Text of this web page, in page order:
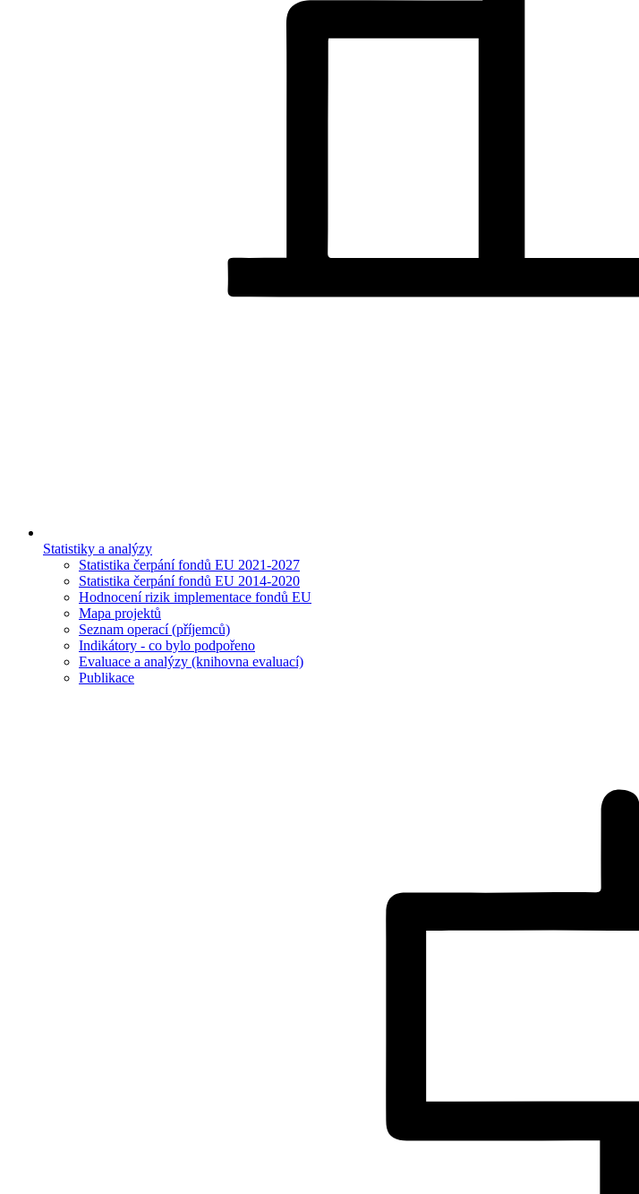
Statistiky a analýzy
Statistika čerpání fondů EU 2021-2027
Statistika čerpání fondů EU 2014-2020
Hodnocení rizik implementace fondů EU
Mapa projektů
Seznam operací (příjemců)
Indikátory - co bylo podpořeno
Evaluace a analýzy (knihovna evaluací)
Publikace